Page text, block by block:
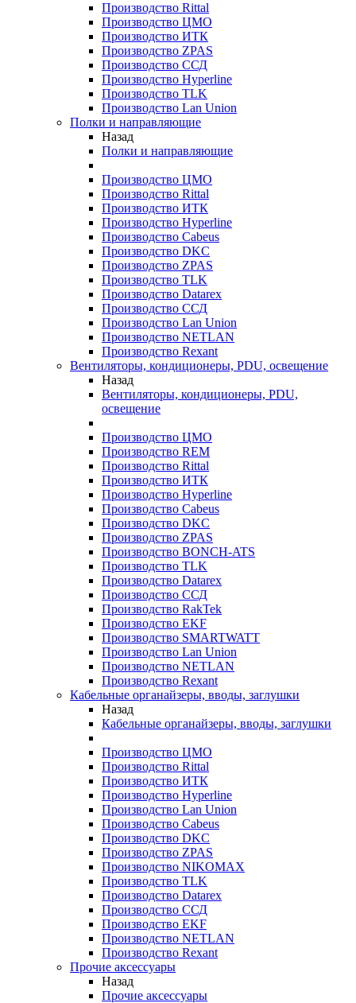
Производство Rittal
Производство ЦМО
Производство ИТК
Производство ZPAS
Производство ССД
Производство Hyperline
Производство TLK
Производство Lan Union
Полки и направляющие
Назад
Полки и направляющие
Производство ЦМО
Производство Rittal
Производство ИТК
Производство Hyperline
Производство Cabeus
Производство DKC
Производство ZPAS
Производство TLK
Производство Datarex
Производство ССД
Производство Lan Union
Производство NETLAN
Производство Rexant
Вентиляторы, кондиционеры, PDU, освещение
Назад
Вентиляторы, кондиционеры, PDU,
освещение
Производство ЦМО
Производство REM
Производство Rittal
Производство ИТК
Производство Hyperline
Производство Cabeus
Производство DKC
Производство ZPAS
Производство BONCH-ATS
Производство TLK
Производство Datarex
Производство ССД
Производство RakTek
Производство EKF
Производство SMARTWATT
Производство Lan Union
Производство NETLAN
Производство Rexant
Кабельные органайзеры, вводы, заглушки
Назад
Кабельные органайзеры, вводы, заглушки
Производство ЦМО
Производство Rittal
Производство ИТК
Производство Hyperline
Производство Lan Union
Производство Cabeus
Производство DKC
Производство ZPAS
Производство NIKOMAX
Производство TLK
Производство Datarex
Производство ССД
Производство EKF
Производство NETLAN
Производство Rexant
Прочие аксеcсуары
Назад
Прочие аксеcсуары